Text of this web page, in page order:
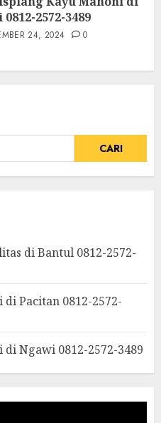
2572-3489
24, 2024 0
di Bantul 0812-2572-
Pacitan 0812-2572-
Ngawi 0812-2572-3489